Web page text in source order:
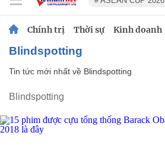
Chính trị Thời sự Kinh doanh
Blindspotting
Tin tức mới nhất về Blindspotting
Blindspotting